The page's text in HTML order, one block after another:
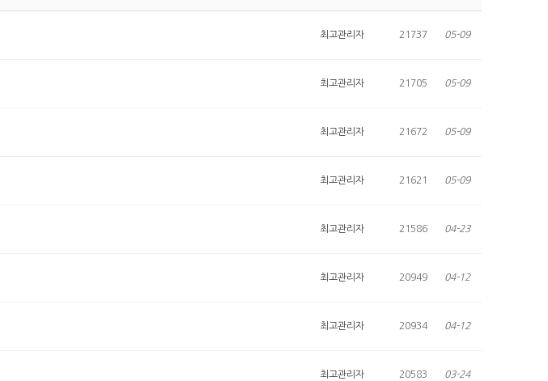
최고관리자 21737 05-09
최고관리자 21705 05-09
최고관리자 21672 05-09
최고관리자 21621 05-09
최고관리자 21586 04-23
최고관리자 20949 04-12
최고관리자 20934 04-12
최고관리자 20583 03-24